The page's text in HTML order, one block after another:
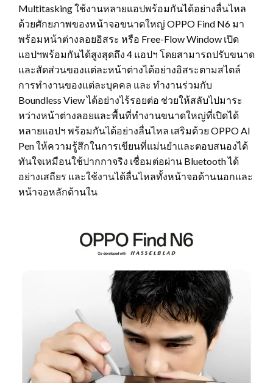
Multitasking ใช้งานหลายแอปพร้อมกันได้อย่างลื่นไหล
ด้วยศักยภาพของหน้าจอขนาดใหญ่ OPPO Find N6 มา
พร้อมหน้าต่างลอยอิสระ หรือ Free-Flow Window เปิด
แอปฯพร้อมกันได้สูงสุดถึง 4 แอปฯ โดยสามารถปรับขนาด
และสัดส่วนของแต่ละหน้าต่างได้อย่างอิสระตามสไตล์
การทำงานของแต่ละบุคคล และ ทำงานร่วมกับ
Boundless View ได้อย่างไร้รอยต่อ ช่วยให้สลับไปมาระ
หว่างหน้าต่างลอยและพื้นที่ทำงานขนาดใหญ่ที่เปิดได้
หลายแอปฯ พร้อมกันได้อย่างลื่นไหล เสริมด้วย OPPO AI
Pen ให้ความรู้สึกในการเขียนที่แม่นยำและตอบสนองได้
ทันใจเหมือนใช้ปากกาจริง เชื่อมต่อผ่าน Bluetooth ได้
อย่างเสถียร และใช้งานได้ลื่นไหลทั้งหน้าจอด้านนอกและ
หน้าจอหลักด้านใน